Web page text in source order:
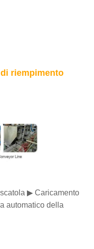
riempimento
▶ Caricamento
automatico della